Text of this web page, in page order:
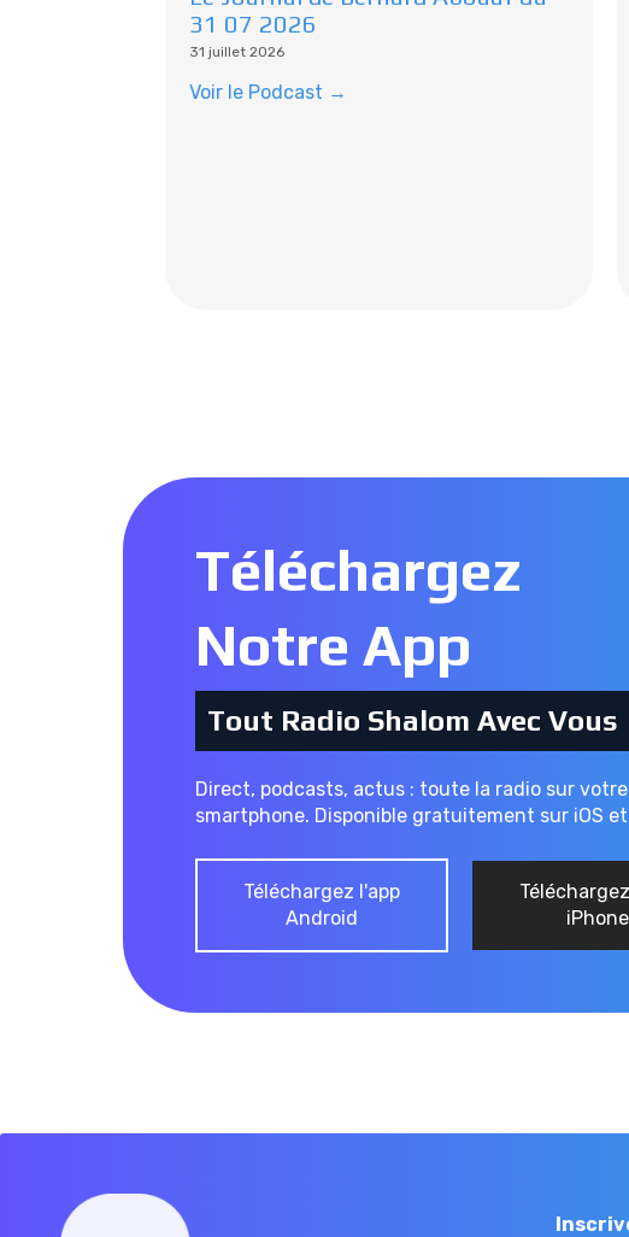
31 07 2026
31 juillet 2026
Voir le Podcast →
Téléchargez
Notre App
Tout Radio Shalom Avec Vous
Direct, podcasts, actus : toute la radio sur votre
smartphone. Disponible gratuitement sur iOS
Téléchargez l'app
Android
iPhone